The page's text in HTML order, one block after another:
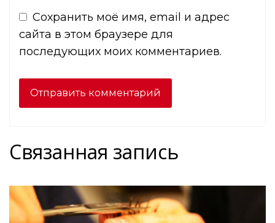
Сохранить моё имя, email и адрес
сайта в этом браузере для
последующих моих комментариев.
Связанная запись